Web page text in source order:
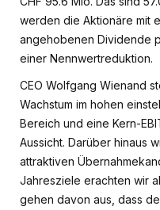
werden die Aktionäre mit
angehobenen Dividende
einer Nennwertreduktion.
CEO Wolfgang Wienand
Wachstum im hohen
Bereich und eine Kern-
Aussicht. Darüber hinaus
attraktiven
Jahresziele erachten wir
gehen davon aus, dass